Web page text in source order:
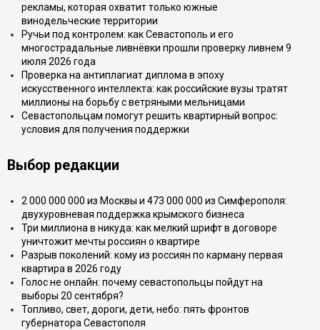
рекламы, которая охватит только южные
винодельческие территории
Ручьи под контролем: как Севастополь и его
многострадальные ливнёвки прошли проверку ливнем 9
июля 2026 года
Проверка на антиплагиат диплома в эпоху
искусственного интеллекта: как российские вузы тратят
миллионы на борьбу с ветряными мельницами
Севастопольцам помогут решить квартирный вопрос:
условия для получения поддержки
Выбор редакции
2 000 000 000 из Москвы и 473 000 000 из Симферополя:
двухуровневая поддержка крымского бизнеса
Три миллиона в никуда: как мелкий шрифт в договоре
уничтожит мечты россиян о квартире
Разрыв поколений: кому из россиян по карману первая
квартира в 2026 году
Голос не онлайн: почему севастопольцы пойдут на
выборы 20 сентября?
Топливо, свет, дороги, дети, небо: пять фронтов
губернатора Севастополя